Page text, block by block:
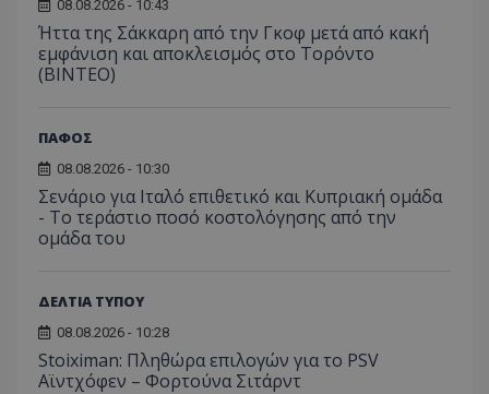
08.08.2026 - 10:43
Ήττα της Σάκκαρη από την Γκοφ μετά από κακή
εμφάνιση και αποκλεισμός στο Τορόντο
(ΒΙΝΤΕΟ)
ΠΑΦΟΣ
08.08.2026 - 10:30
Σενάριο για Ιταλό επιθετικό και Κυπριακή ομάδα
- Το τεράστιο ποσό κοστολόγησης από την
ομάδα του
ΔΕΛΤΙΑ ΤΥΠΟΥ
08.08.2026 - 10:28
Stoiximan: Πληθώρα επιλογών για το PSV
Αϊντχόφεν – Φορτούνα Σιτάρντ